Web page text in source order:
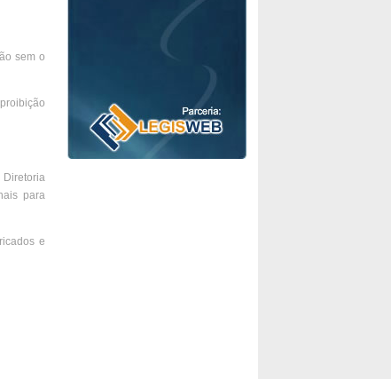
sem o
para
e